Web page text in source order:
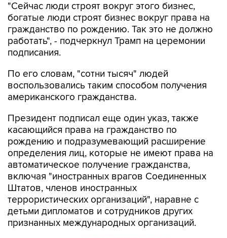
"Сейчас люди строят вокруг этого бизнес,
богатые люди строят бизнес вокруг права на
гражданство по рождению. Так это не должно
работать", - подчеркнул Трамп на церемонии
подписания.
По его словам, "сотни тысяч" людей
воспользовались таким способом получения
американского гражданства.
Президент подписал еще один указ, также
касающийся права на гражданство по
рождению и подразумевающий расширение
определения лиц, которые не имеют права на
автоматическое получение гражданства,
включая "иностранных врагов Соединенных
Штатов, членов иностранных
террористических организаций", наравне с
детьми дипломатов и сотрудников других
признанных международных организаций.